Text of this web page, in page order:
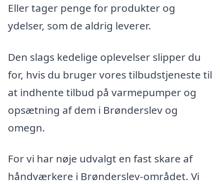
Eller tager penge for produkter og
ydelser, som de aldrig leverer.
Den slags kedelige oplevelser slipper du
for, hvis du bruger vores tilbudstjeneste til
at indhente tilbud på varmepumper og
opsætning af dem i Brønderslev og
omegn.
For vi har nøje udvalgt en fast skare af
håndværkere i Brønderslev-området. Vi